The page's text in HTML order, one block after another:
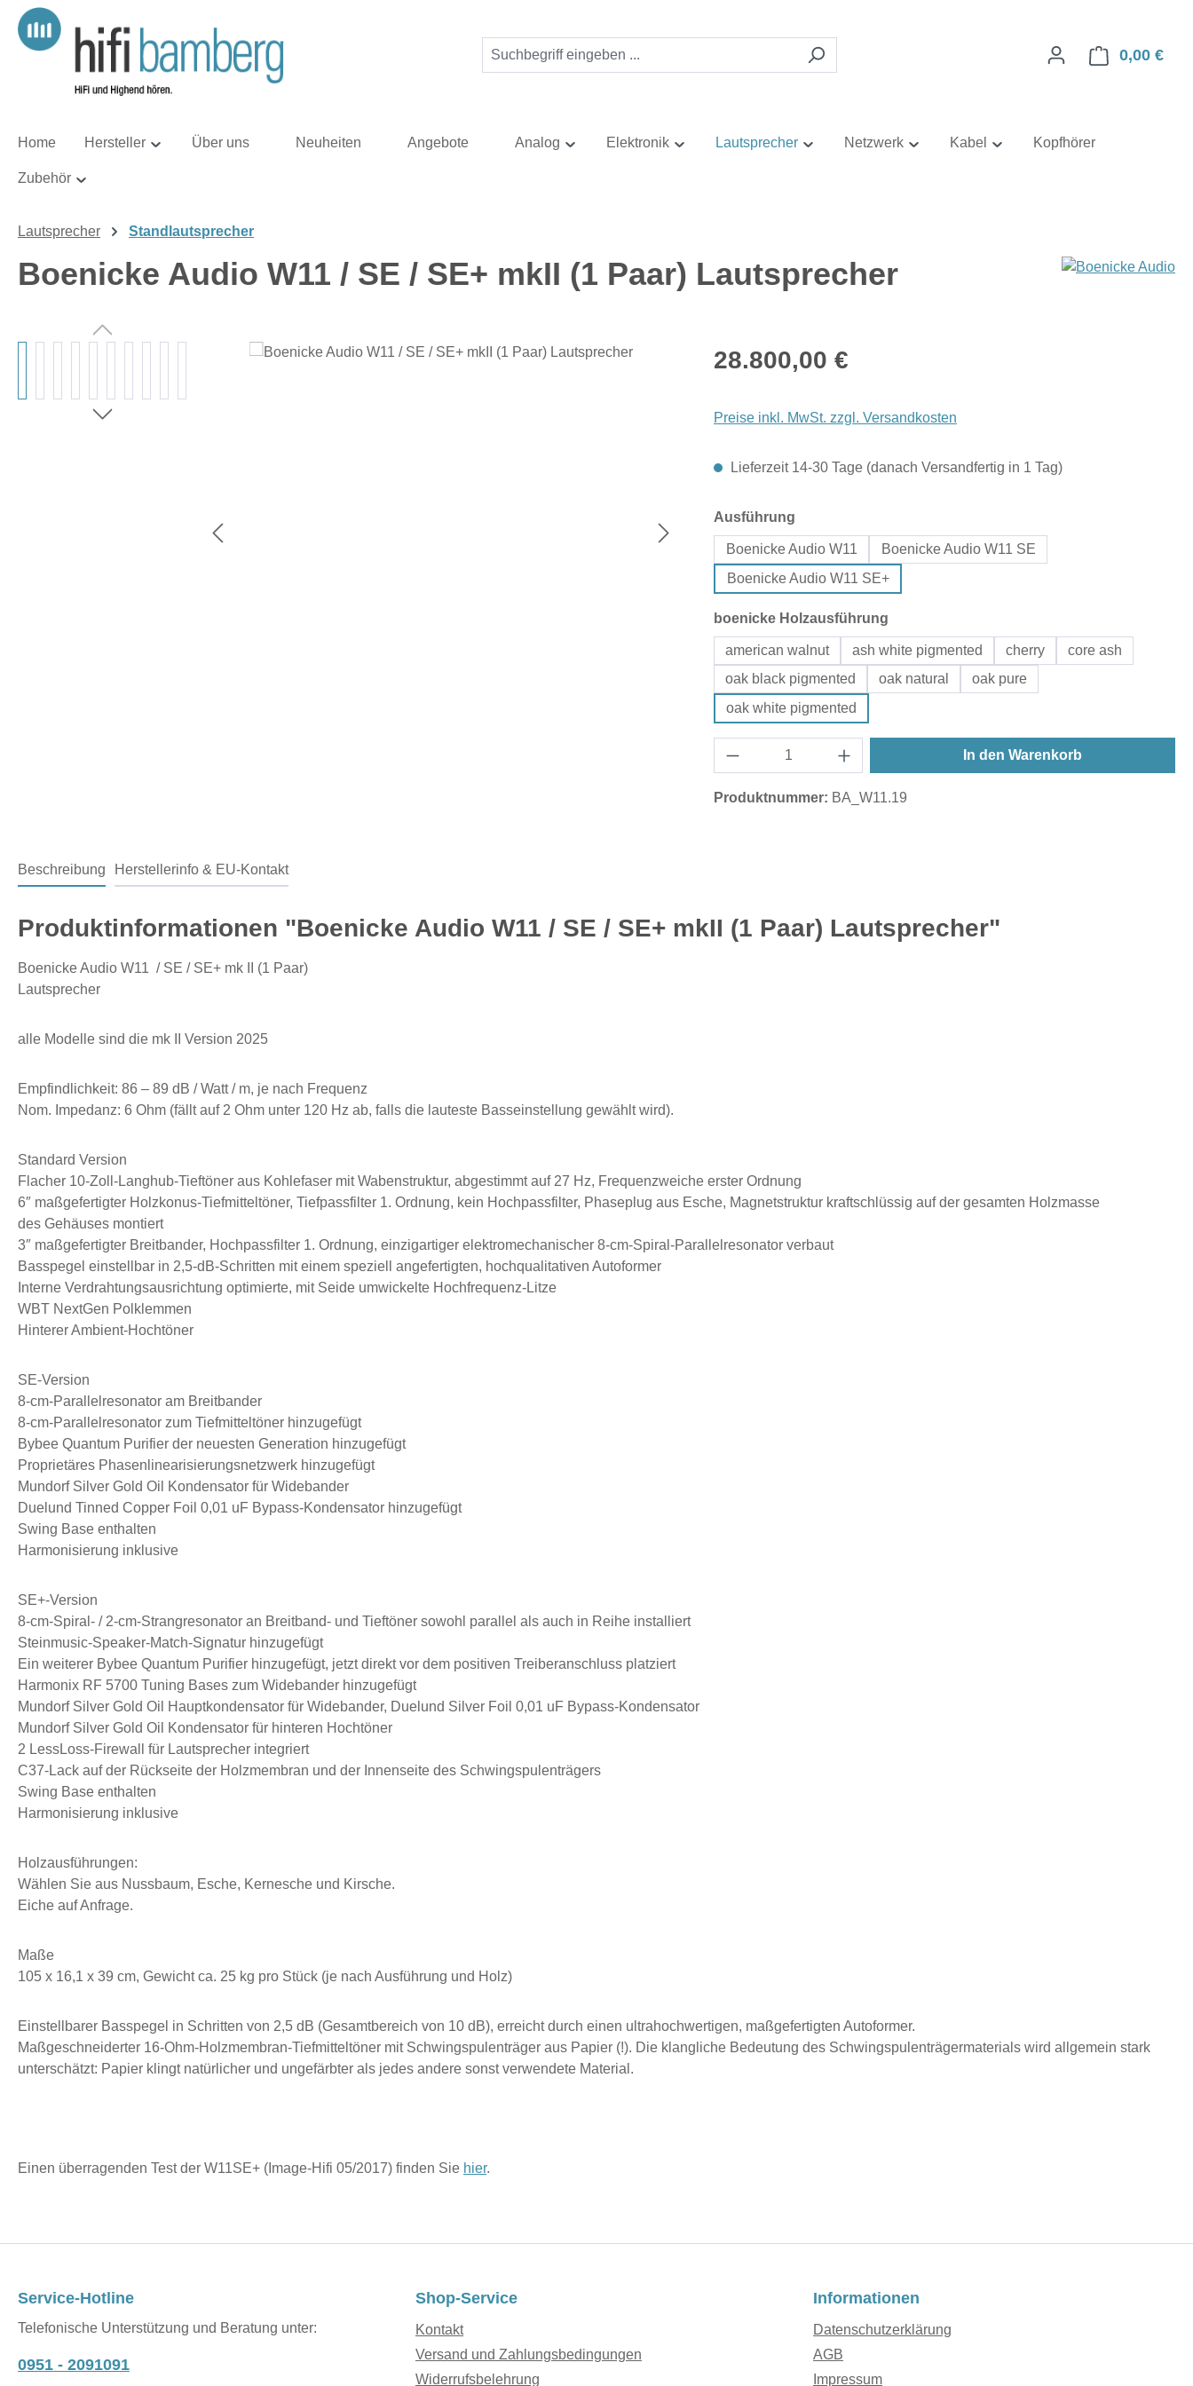
Hauptinhalt springen
Zur Suche springen
Zur Hauptnavigation springen
0,00 €
Home Hersteller Über uns Neuheiten Angebote Analog Elektronik Lautsprecher Netzwerk Kabel Kopfhörer
Zubehör
Lautsprecher Standlautsprecher
Boenicke Audio W11 / SE / SE+ mkII (1 Paar) Lautsprecher
Regulärer Preis:
28.800,00 €
Preise inkl. MwSt. zzgl. Versandkosten
Lieferzeit 14-30 Tage (danach Versandfertig in 1 Tag)
Ausführung
Boenicke Audio W11
Boenicke Audio W11 SE
Boenicke Audio W11 SE+
boenicke Holzausführung
american walnut ash white pigmented cherry
core ash
oak black pigmented
oak natural
oak pure
oak white pigmented
In den Warenkorb
Produktnummer: BA_W11.19
Beschreibung Herstellerinfo & EU-Kontakt
Produktinformationen "Boenicke Audio W11 / SE / SE+ mkII (1 Paar) Lautsprecher"
Boenicke Audio W11 / SE / SE+ mk II (1 Paar)
Lautsprecher
alle Modelle sind die mk II Version 2025
Empfindlichkeit: 86 – 89 dB / Watt / m, je nach Frequenz
Nom. Impedanz: 6 Ohm (fällt auf 2 Ohm unter 120 Hz ab, falls die lauteste Basseinstellung gewählt wird).
Standard Version
Flacher 10-Zoll-Langhub-Tieftöner aus Kohlefaser mit Wabenstruktur, abgestimmt auf 27 Hz, Frequenzweiche erster Ordnung
6″ maßgefertigter Holzkonus-Tiefmitteltöner, Tiefpassfilter 1. Ordnung, kein Hochpassfilter, Phaseplug aus Esche, Magnetstruktur kraftschlüssig auf der gesamten Holzmasse
des Gehäuses montiert
3″ maßgefertigter Breitbander, Hochpassfilter 1. Ordnung, einzigartiger elektromechanischer 8-cm-Spiral-Parallelresonator verbaut
Basspegel einstellbar in 2,5-dB-Schritten mit einem speziell angefertigten, hochqualitativen Autoformer
Interne Verdrahtungsausrichtung optimierte, mit Seide umwickelte Hochfrequenz-Litze
WBT NextGen Polklemmen
Hinterer Ambient-Hochtöner
SE-Version
8-cm-Parallelresonator am Breitbander
8-cm-Parallelresonator zum Tiefmitteltöner hinzugefügt
Bybee Quantum Purifier der neuesten Generation hinzugefügt
Proprietäres Phasenlinearisierungsnetzwerk hinzugefügt
Mundorf Silver Gold Oil Kondensator für Widebander
Duelund Tinned Copper Foil 0,01 uF Bypass-Kondensator hinzugefügt
Swing Base enthalten
Harmonisierung inklusive
SE+-Version
8-cm-Spiral- / 2-cm-Strangresonator an Breitband- und Tieftöner sowohl parallel als auch in Reihe installiert
Steinmusic-Speaker-Match-Signatur hinzugefügt
Ein weiterer Bybee Quantum Purifier hinzugefügt, jetzt direkt vor dem positiven Treiberanschluss platziert
Harmonix RF 5700 Tuning Bases zum Widebander hinzugefügt
Mundorf Silver Gold Oil Hauptkondensator für Widebander, Duelund Silver Foil 0,01 uF Bypass-Kondensator
Mundorf Silver Gold Oil Kondensator für hinteren Hochtöner
2 LessLoss-Firewall für Lautsprecher integriert
C37-Lack auf der Rückseite der Holzmembran und der Innenseite des Schwingspulenträgers
Swing Base enthalten
Harmonisierung inklusive
Holzausführungen:
Wählen Sie aus Nussbaum, Esche, Kernesche und Kirsche.
Eiche auf Anfrage.
Maße
105 x 16,1 x 39 cm, Gewicht ca. 25 kg pro Stück (je nach Ausführung und Holz)
Einstellbarer Basspegel in Schritten von 2,5 dB (Gesamtbereich von 10 dB), erreicht durch einen ultrahochwertigen, maßgefertigten Autoformer.
Maßgeschneiderter 16-Ohm-Holzmembran-Tiefmitteltöner mit Schwingspulenträger aus Papier (!). Die klangliche Bedeutung des Schwingspulenträgermaterials wird allgemein stark
unterschätzt: Papier klingt natürlicher und ungefärbter als jedes andere sonst verwendete Material.
Einen überragenden Test der W11SE+ (Image-Hifi 05/2017) finden Sie hier.
Service-Hotline
Telefonische Unterstützung und Beratung unter:
0951 - 2091091
Shop-Service
Kontakt
Versand und Zahlungsbedingungen
Widerrufsbelehrung
Informationen
Datenschutzerklärung
AGB
Impressum